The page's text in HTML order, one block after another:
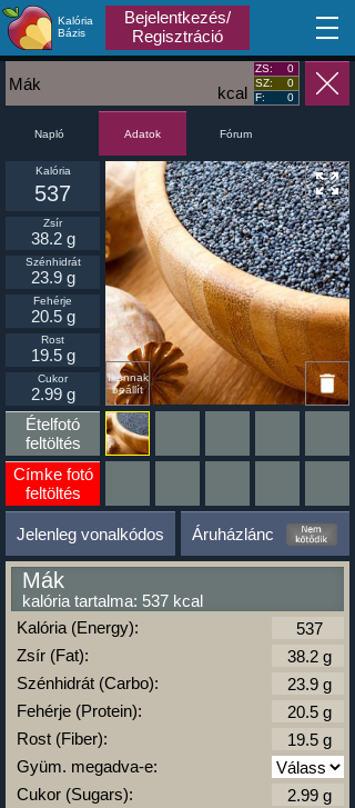
Kalória
Bázis
Bejelentkezés/
Regisztráció
MA
kcal
Mák
ZS:
0
SZ:
0
F:
0
Napló Adatok Fórum
Ikonnak
beállít
Kalória
537
Zsír
38.2 g
Szénhidrát
23.9 g
Fehérje
20.5 g
Rost
19.5 g
Cukor
2.99 g
Ételfotó
feltöltés
Címke fotó
feltöltés
Jelenleg vonalkódos Áruházlánc
Mák
kalória tartalma: 537 kcal
Kalória (Energy):
Zsír (Fat):
Szénhidrát (Carbo):
Fehérje (Protein):
Rost (Fiber):
Gyüm. megadva-e:
Cukor (Sugars):